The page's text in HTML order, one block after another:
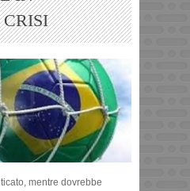
mentre dovrebbe